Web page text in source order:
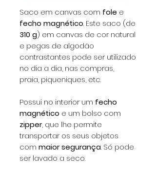
Saco em canvas com fole e
fecho magnético. Este saco (de
310 g) em canvas de cor natural
e pegas de algodão
contrastantes pode ser utilizado
no dia a dia, nas compras,
praia, piqueniques, etc.
Possui no interior um fecho
magnético e um bolso com
zipper, que lhe permite
transportar os seus objetos
com maior segurança. Só pode
ser lavado a seco.